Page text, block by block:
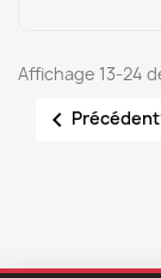
Affichage 13-24
 Précédent